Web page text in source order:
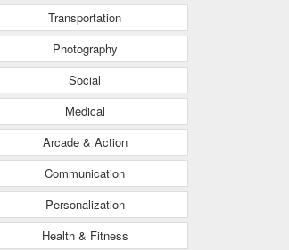
Transportation
Photography
Social
Medical
Arcade & Action
Communication
Personalization
Health & Fitness